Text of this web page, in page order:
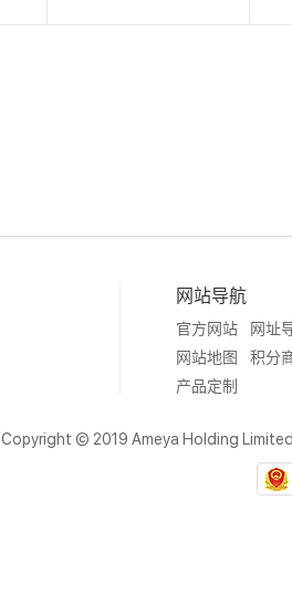
网站导航
官方网站
网址
网站地图
积分
产品定制
Copyright © 2019 Ameya Holding